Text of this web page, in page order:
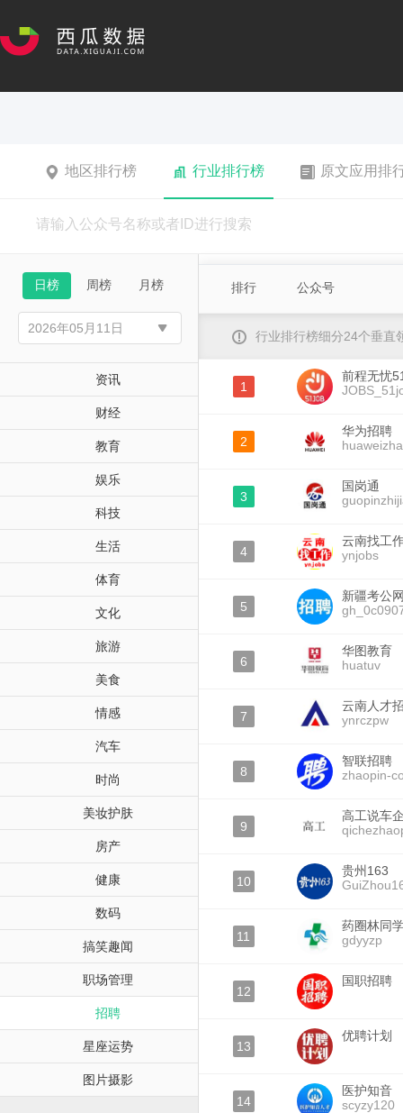
地区排行榜 行业排行榜 原文应用排
日榜 周榜 月榜
资讯
财经
教育
娱乐
科技
生活
体育
文化
旅游
美食
情感
汽车
时尚
美妆护肤
房产
健康
数码
搞笑趣闻
职场管理
招聘
星座运势
图片摄影
排行 公众号
行业排行榜细分24个垂直
1
前程无忧
2
华为招聘
3
国岗通
4
云南找工
ynjobs
5
新疆考公
6
华图教育
huatuv
7
云南人才
ynrczpw
8
智联招聘
zhaopin-
9
高工说车
10
贵州163
11
药圈林同
gdyyzp
12
国职招聘
13
优聘计划
14
医护知音
scyzy120